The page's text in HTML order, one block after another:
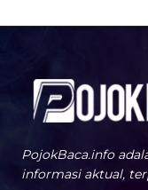
PojokBaca.info
informasi aktual,